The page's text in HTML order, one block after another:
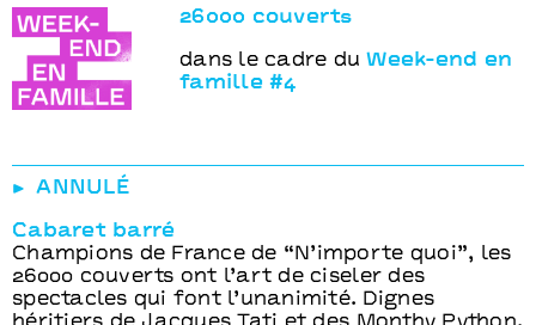
26000 couverts
dans le cadre duWeek-end en
famille #4
ANNULÉ
Cabaret barré
Champions de France de “N’importe quoi”, les
26000 couverts ont l’art de ciseler des
spectacles qui font l’unanimité. Dignes